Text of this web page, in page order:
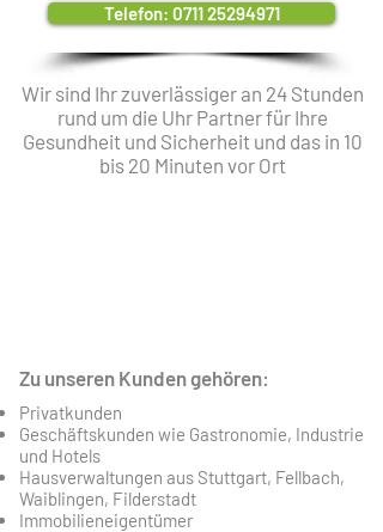
Telefon: 0711 25294971
Wir sind Ihr zuverlässiger an 24 Stunden
rund um die Uhr Partner für Ihre
Gesundheit und Sicherheit und das in 10
bis 20 Minuten vor Ort
Zu unseren Kunden gehören:
Privatkunden
Geschäftskunden wie Gastronomie, Industrie
und Hotels
Hausverwaltungen aus Stuttgart, Fellbach,
Waiblingen, Filderstadt
Immobilieneigentümer